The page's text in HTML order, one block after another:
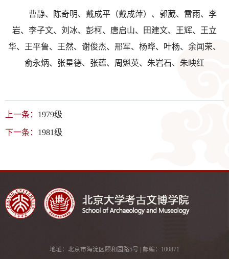
曹静、 陈奇明、 戴成平（戴成萍）、 郭葳、 雷雨、 李
岩、 李子文、 刘冰、 彭柯、 唐启山、 田建文、 王辉、
王立
华、
王平鲁、 王然、谢俊杰、 邢军、 杨晔、 叶杨、 余闻荣、
俞永炳、 张星德、 张蕴、 周魁英、 朱岩石、 朱映红
上一条： 1979级
下一条： 1981级
地址：北京市海淀区颐和园路5号 | 邮编：100871